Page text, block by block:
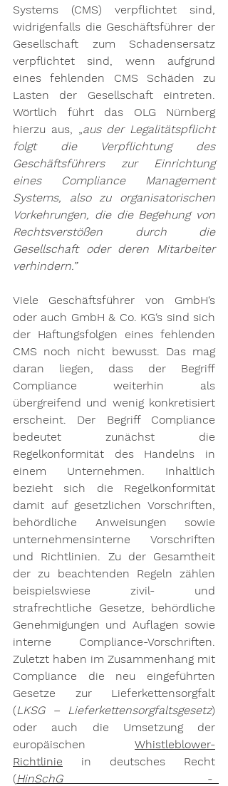
Systems (CMS) verpflichtet sind,
widrigenfalls die Geschäftsführer der
Gesellschaft zum Schadensersatz
verpflichtet sind, wenn aufgrund
eines fehlenden CMS Schäden zu
Lasten der Gesellschaft eintreten.
Wörtlich führt das OLG Nürnberg
hierzu aus, „aus der Legalitätspflicht
folgt die Verpflichtung des
Geschäftsführers zur Einrichtung
eines Compliance Management
Systems, also zu organisatorischen
Vorkehrungen, die die Begehung von
Rechtsverstößen durch die
Gesellschaft oder deren Mitarbeiter
verhindern.”
Viele Geschäftsführer von GmbH‘s
oder auch GmbH & Co. KG‘s sind sich
der Haftungsfolgen eines fehlenden
CMS noch nicht bewusst. Das mag
daran liegen, dass der Begriff
Compliance weiterhin als
übergreifend und wenig konkretisiert
erscheint. Der Begriff Compliance
Regelkonformität des Handelns in
einem Unternehmen. Inhaltlich
bezieht sich die Regelkonformität
damit auf gesetzlichen Vorschriften,
behördliche Anweisungen sowie
unternehmensinterne Vorschriften
und Richtlinien. Zu der Gesamtheit
der zu beachtenden Regeln zählen
beispielswiese zivil- und
strafrechtliche Gesetze, behördliche
Genehmigungen und Auflagen sowie
interne Compliance-Vorschriften.
Zuletzt haben im Zusammenhang mit
Compliance die neu eingeführten
Gesetze zur Lieferkettensorgfalt
(LKSG – Lieferkettensorgfaltsgesetz)
oder auch die Umsetzung der
europäischen Whistleblower-
Richtlinie in deutsches Recht
(HinSchG -